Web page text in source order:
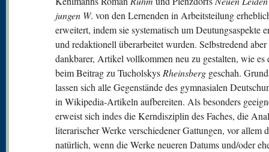
jungen W. von den Lernenden in Arbeitsteilung
erweitert, indem sie systematisch um Deutungsaspekte
und redaktionell überarbeitet wurden. Selbstredend aber
dankbarer, Artikel vollkommen neu zu gestalten, wie es
beim Beitrag zu Tucholskys Rheinsberggeschah.
lassen sich alle Gegenstände des gymnasialen
in Wikipedia-Artikeln aufbereiten. Als besonders
erweist sich indes die Kerndisziplin des Faches, die
literarischer Werke verschiedener Gattungen, vor allem
natürlich, wenn die Werke neueren Datums und/oder